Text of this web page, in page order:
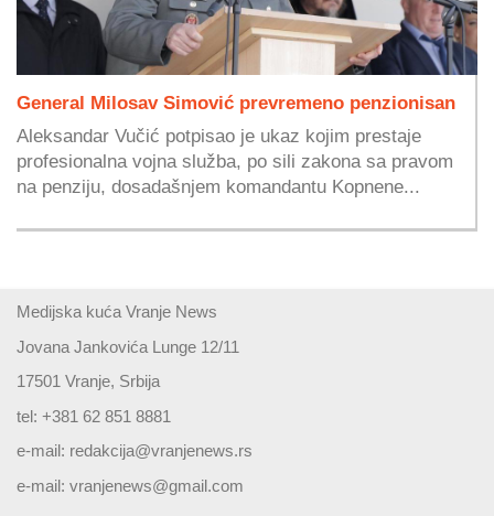
General Milosav Simović prevremeno penzionisan
Aleksandar Vučić potpisao je ukaz kojim prestaje
profesionalna vojna služba, po sili zakona sa pravom
na penziju, dosadašnjem komandantu Kopnene...
Medijska kuća Vranje News
Jovana Jankovića Lunge 12/11
17501 Vranje, Srbija
tel: +381 62 851 8881
e-mail: redakcija@vranjenews.rs
e-mail: vranjenews@gmail.com